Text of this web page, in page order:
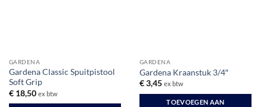
GARDENA
Gardena Classic Spuitpistool
Soft Grip
€18,50 ex btw
GARDENA
Gardena Kraanstuk 3/4″
€3,45 ex btw
TOEVOEGEN AAN